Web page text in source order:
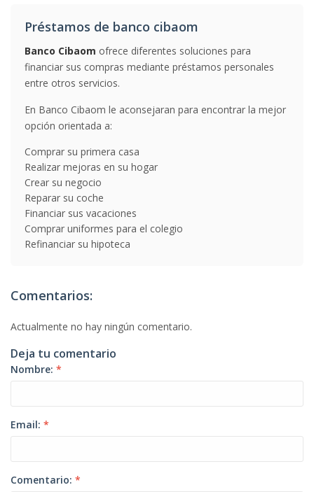
Préstamos de banco cibaom
Banco Cibaom ofrece diferentes soluciones para
financiar sus compras mediante préstamos personales
entre otros servicios.
En Banco Cibaom le aconsejaran para encontrar la mejor
opción orientada a:
Comprar su primera casa
Realizar mejoras en su hogar
Crear su negocio
Reparar su coche
Financiar sus vacaciones
Comprar uniformes para el colegio
Refinanciar su hipoteca
Comentarios:
Actualmente no hay ningún comentario.
Deja tu comentario
Nombre: *
Email: *
Comentario: *